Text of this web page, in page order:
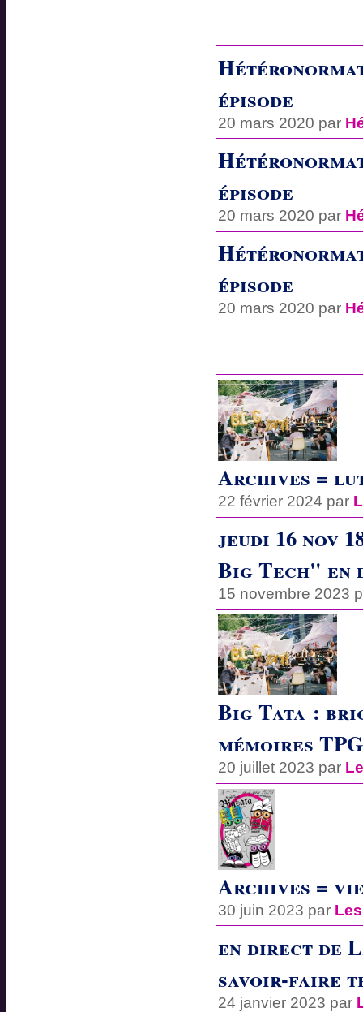
épisode
20 mars 2020 par
épisode
20 mars 2020 par
épisode
20 mars 2020 par
Archives =
22 février 2024 par
jeudi 16 nov
Big Tech"
15 novembre 2023
Big Tata :
mémoires
20 juillet 2023 par
Archives =
30 juin 2023 par
en direct de
savoir-faire
24 janvier 2023 par